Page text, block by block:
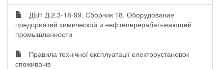
ДБН Д.2.3-18-99. Сборник 18. Оборудование
предприятий химической и нефтеперерабатывающей
промышленности
Правила технічної експлуатації електроустановок
споживачів